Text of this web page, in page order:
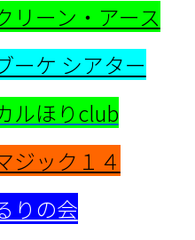
リーン・アース
ーケ シアター
ルほりclub
ジック１４
りの会